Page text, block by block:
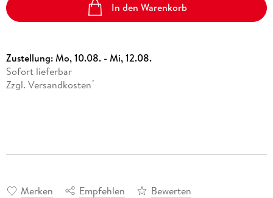
In den Warenkorb
Zustellung:Mo, 10.08. - Mi, 12.08.
Sofort lieferbar
Zzgl. Versandkosten *
Merken Empfehlen Bewerten